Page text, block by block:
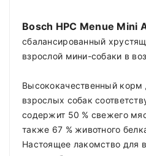
Bosch HPC Menue Mini
сбалансированный
взрослой мини-собаки в
Высококачественный корм
взрослых собак
содержит 50 % свежего
также 67 % животного
Настоящее лакомство для